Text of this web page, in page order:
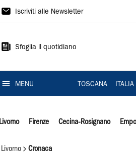
Il
Iscriviti alle Newsletter
Sfoglia il quotidiano
MENU TOSCANA ITALIA
Livorno Firenze Cecina-Rosignano
Livorno Cronaca